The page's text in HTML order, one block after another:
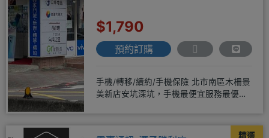
$1,790
預約訂購
手機/轉移/續約/手機保險 北市南區木柵景
美新店安坑深坑，手機最便宜服務最優
精選